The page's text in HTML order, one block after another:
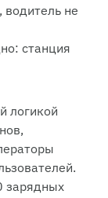
водитель не
станция
логикой
зарядных